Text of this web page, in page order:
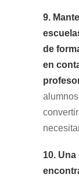
9.
de
en
10.